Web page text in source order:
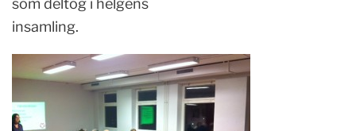
som deltog i helgens
insamling.